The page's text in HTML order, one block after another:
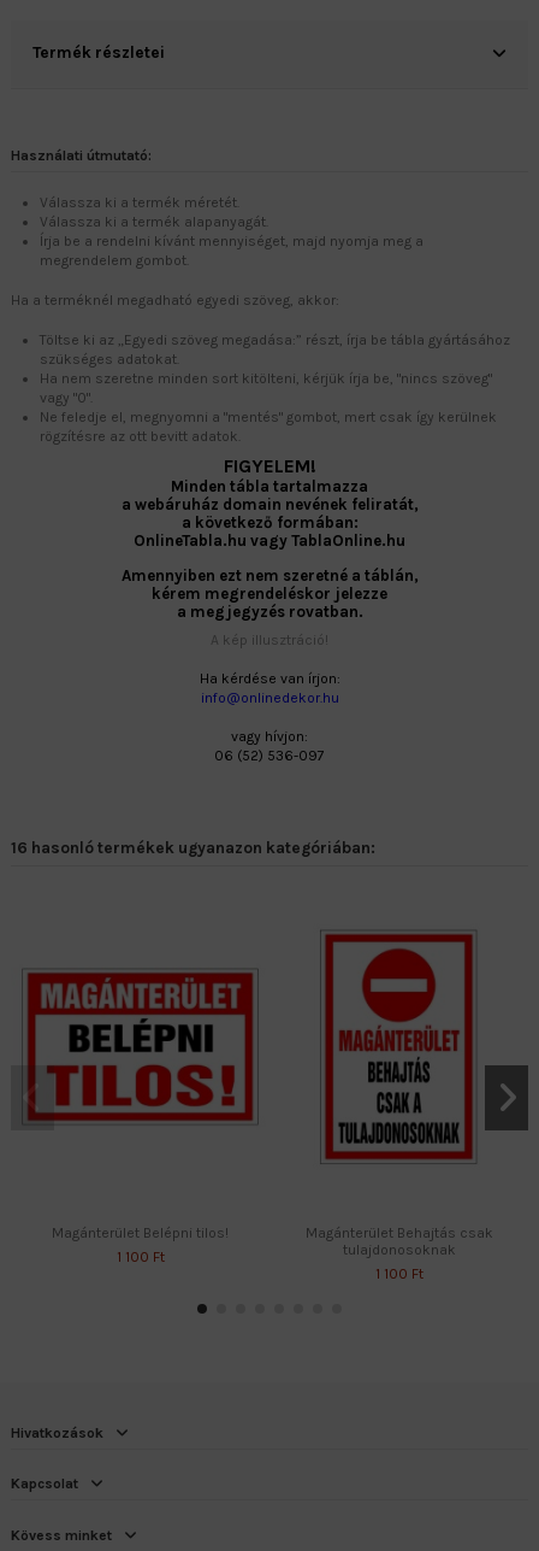
Termék részletei
Használati útmutató:
Válassza ki a termék méretét.
Válassza ki a termék alapanyagát.
Írja be a rendelni kívánt mennyiséget, majd nyomja meg a
megrendelem gombot.
Ha a terméknél megadható egyedi szöveg, akkor:
Töltse ki az „Egyedi szöveg megadása:” részt, írja be tábla gyártásához
szükséges adatokat.
Ha nem szeretne minden sort kitölteni, kérjük írja be, "nincs szöveg"
vagy "0".
Ne feledje el, megnyomni a "mentés" gombot, mert csak így kerülnek
rögzítésre az ott bevitt adatok.
FIGYELEM!
Minden tábla tartalmazza
a webáruház domain nevének feliratát,
a következő formában:
OnlineTabla.hu vagy TablaOnline.hu
Amennyiben ezt nem szeretné a táblán,
kérem megrendeléskor jelezze
a megjegyzés rovatban.
A kép illusztráció!
Ha kérdése van írjon:
info@onlinedekor.hu
vagy hívjon:
06 (52) 536-097
16 hasonló termékek ugyanazon kategóriában:
Magánterület Belépni tilos!
1 100 Ft
Magánterület Behajtás csak
tulajdonosoknak
1 100 Ft
Hivatkozások
Kapcsolat
Kövess minket